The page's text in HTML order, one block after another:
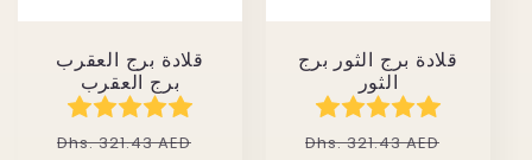
قلادة برج العقرب
برج العقرب
سعر
Dhs. 321.43 AED
قلادة برج الثور برج
الثور
سعر
Dhs. 321.43 AED